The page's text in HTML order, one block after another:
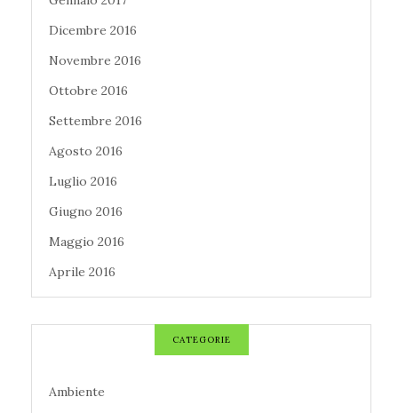
Dicembre 2016
Novembre 2016
Ottobre 2016
Settembre 2016
Agosto 2016
Luglio 2016
Giugno 2016
Maggio 2016
Aprile 2016
CATEGORIE
Ambiente